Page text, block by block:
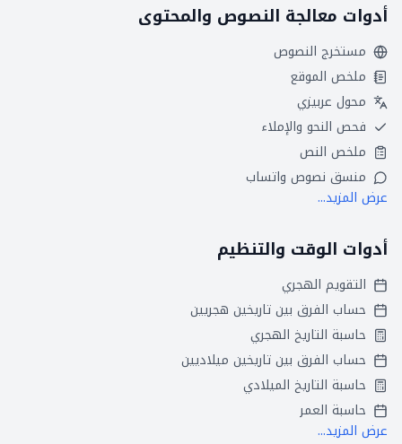
أدوات معالجة النصوص والمحتوى
مستخرج النصوص
ملخص الموقع
محول عربيزي
فحص النحو والإملاء
ملخص النص
منسق نصوص واتساب
عرض المزيد...
أدوات الوقت والتنظيم
التقويم الهجري
حساب الفرق بين تاريخين هجريين
حاسبة التاريخ الهجري
حساب الفرق بين تاريخين ميلاديين
حاسبة التاريخ الميلادي
حاسبة العمر
عرض المزيد...